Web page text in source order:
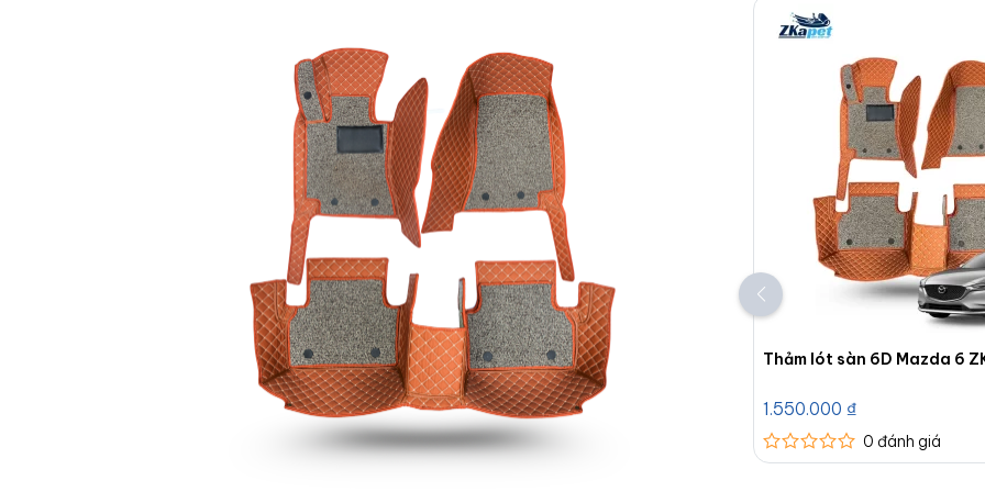
Thảm lót sàn 6D Mazda 6
1.550.000 ₫
Được
0 đánh giá